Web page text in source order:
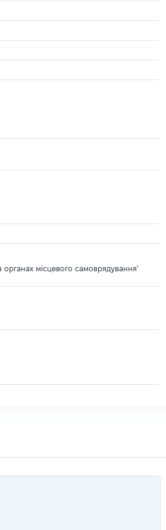
місцевого самоврядування'